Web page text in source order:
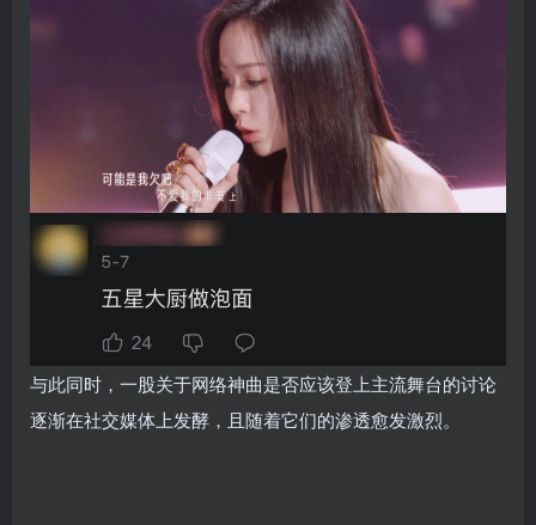
与此同时，一股关于网络神曲是否应该登上主流舞台的讨论
逐渐在社交媒体上发酵，且随着它们的渗透愈发激烈。